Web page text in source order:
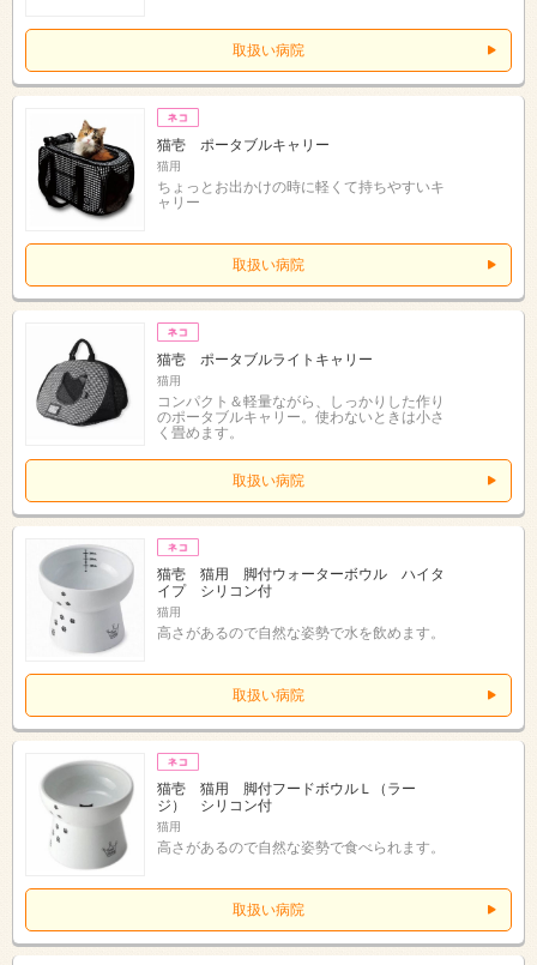
取扱い病院
猫壱 ポータブルキャリー
猫用
ちょっとお出かけの時に軽くて持ちやすいキ
ャリー
取扱い病院
猫壱 ポータブルライトキャリー
猫用
コンパクト＆軽量ながら、しっかりした作り
のポータブルキャリー。使わないときは小さ
く畳めます。
取扱い病院
猫壱 猫用 脚付ウォーターボウル ハイタ
イプ シリコン付
猫用
高さがあるので自然な姿勢で水を飲めます。
取扱い病院
猫壱 猫用 脚付フードボウルＬ（ラー
ジ） シリコン付
猫用
高さがあるので自然な姿勢で食べられます。
取扱い病院